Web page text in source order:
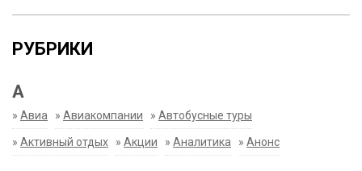
РУБРИКИ
А
» Авиа » Авиакомпании » Автобусные туры
» Активный отдых » Акции » Аналитика » Анонс